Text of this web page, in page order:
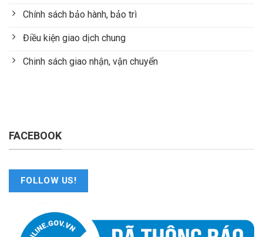
Chính sách bảo hành, bảo trì
Điều kiện giao dịch chung
Chinh sách giao nhận, vận chuyển
FACEBOOK
FOLLOW US!